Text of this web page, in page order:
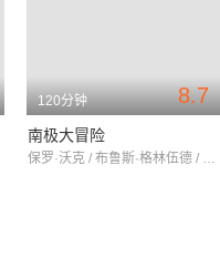
8.7
120分钟
南极大冒险
保罗·沃克 / 布鲁斯·格林伍德 / 穆恩·布拉得古德